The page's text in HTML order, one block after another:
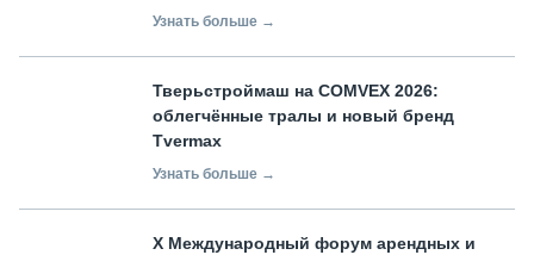
Узнать больше →
Тверьстроймаш на COMVEX 2026:
облегчённые тралы и новый бренд
Tvermax
Узнать больше →
X Международный форум арендных и